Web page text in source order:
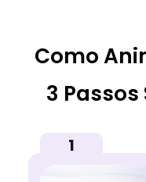
Como
3
1